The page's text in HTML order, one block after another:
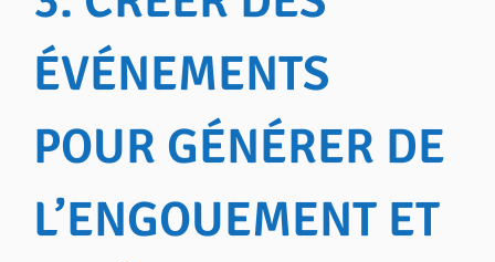
ÉVÉNEMENTS
POUR GÉNÉRER DE
L’ENGOUEMENT ET